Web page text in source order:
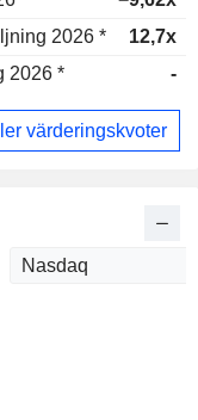
2026 *
12,7x
2026 * -
värderingskvoter